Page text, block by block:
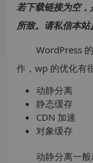
若下载链接为空
所致。请私信本站
WordPress
作，wp 的优化有
动静分离
静态缓存
CDN 加速
对象缓存
动静分离一